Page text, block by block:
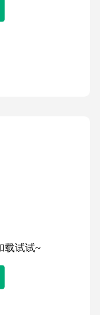
载试试~